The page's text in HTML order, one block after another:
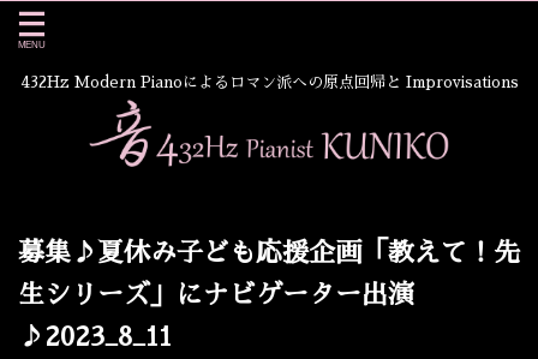
432Hz Modern Pianoによるロマン派への原点回帰と Improvisations
募集♪夏休み子ども応援企画「教えて！先
生シリーズ」にナビゲーター出演
♪2023_8_11